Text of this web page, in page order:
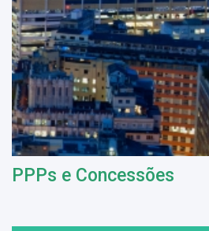
PPPs e Concessões